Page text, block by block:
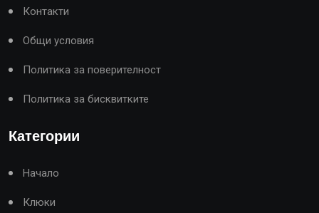
Контакти
Общи условия
Политика за поверителност
Политика за бисквитките
Категории
Начало
Клюки